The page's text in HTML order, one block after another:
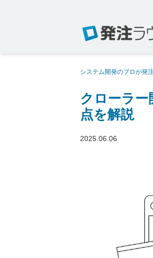
システム開発のプロが発
クローラ
点を解説
2025.06.06